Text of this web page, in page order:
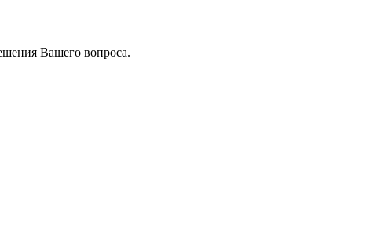
Вашего вопроса.